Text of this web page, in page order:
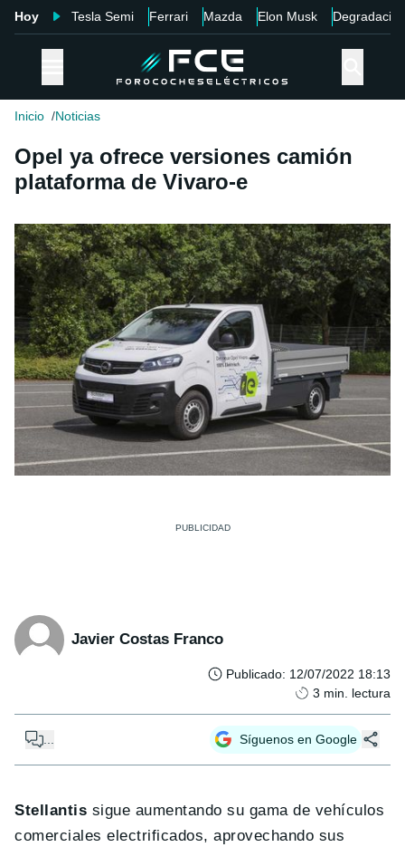
Hoy Tesla Semi Ferrari Mazda Elon Musk Degradación
Inicio Noticias
Opel ya ofrece versiones camión
plataforma de Vivaro-e
Javier Costas Franco
Publicado: 12/07/2022 18:13
3 min. lectura
Síguenos en Google
Stellantis sigue aumentando su gama de vehículos
comerciales electrificados, aprovechando sus